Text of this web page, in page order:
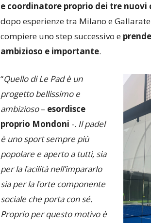
e coordinatore proprio dei tre nuovi
dopo esperienze tra Milano e Gallarate
compiere uno step successivo e
ambizioso e importante.
“Quello di Le Pad è un
progetto bellissimo e
ambizioso– esordisce
proprio Mondoni -. Il padel
è uno sport sempre più
popolare e aperto a tutti, sia
per la facilità nell’impararlo
sia per la forte componente
sociale che porta con sé.
Proprio per questo motivo è